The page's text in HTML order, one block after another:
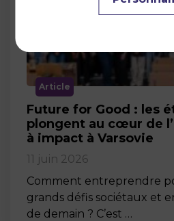
Article
Future for Good : les
plongent au cœur de
à impact à Varsovie
11 juin 2026
Comment entreprendre
grands défis sociétaux et
de demain ? C’est …